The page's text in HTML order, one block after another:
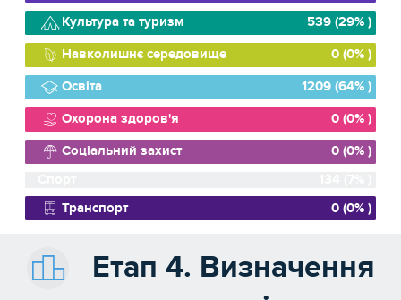
Культура та туризм
539 (29% )
Навколишнє середовище
0 (0% )
Освіта
1209 (64% )
Охорона здоров'я
0 (0% )
Соціальний захист
0 (0% )
Транспорт
0 (0% )
Етап 4. Визначення